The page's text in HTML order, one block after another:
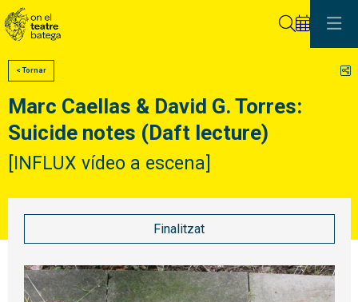
< Tornar
Marc Caellas & David G. Torres:
Suicide notes (Daft lecture)
[INFLUX vídeo a escena]
Finalitzat